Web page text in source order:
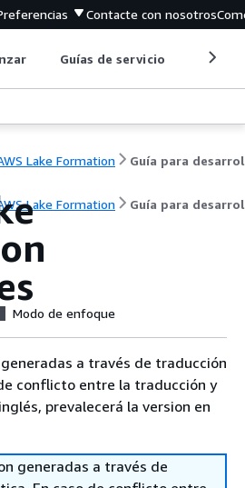
Contacte con nosotros
Guías de servicio
Lake Formation
AWS Lake Formation Guía para
Modo de enfoque
a través de traducción
conflicto entre la traducción y
prevalecerá la version en
generadas a través de